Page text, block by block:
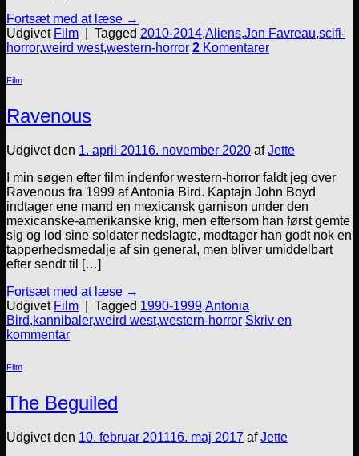
Fortsæt med at læse →
Udgivet Film Tagged 2010-2014,Aliens,Jon Favreau,scifi-
horror,weird west,western-horror 2 Komentarer
Film
Ravenous
Udgivet den 1. april 20116. november 2020 afJette
I min søgen efter film indenfor western-horror faldt jeg over
Ravenous fra 1999 af Antonia Bird. Kaptajn John Boyd
indtager ene mand en mexicansk garnison under den
mexicanske-amerikanske krig, men eftersom han først gemte
sig og lod sine soldater nedslagte, modtager han godt nok en
tapperhedsmedalje af sin general, men bliver umiddelbart
efter sendt til […]
Fortsæt med at læse →
Udgivet Film Tagged 1990-1999,Antonia
Bird,kannibaler,weird west,western-horror Skriv en
kommentar
Film
The Beguiled
Udgivet den 10. februar 201116. maj 2017 afJette